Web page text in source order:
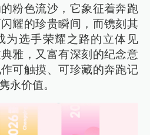
粉色流沙，它象征着奔跑
耀的珍贵瞬间，而镌刻其
为选手荣耀之路的立体见
雅，又富有深刻的纪念意
可触摸、可珍藏的奔跑记
永价值。